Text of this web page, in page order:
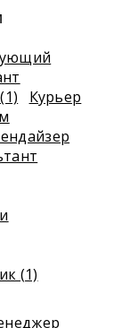
Курьер
(1)